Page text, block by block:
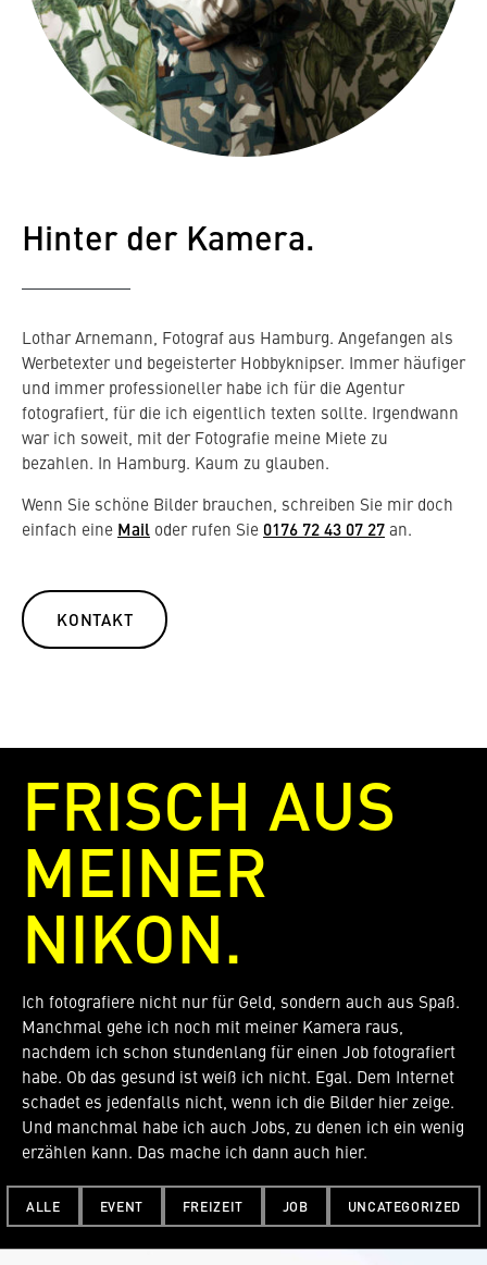
Hinter der Kamera.
Lothar Arnemann, Fotograf aus Hamburg. Angefangen als
Werbetexter und begeisterter Hobbyknipser. Immer häufiger
und immer professioneller habe ich für die Agentur
fotografiert, für die ich eigentlich texten sollte. Irgendwann
war ich soweit, mit der Fotografie meine Miete zu
bezahlen. In Hamburg. Kaum zu glauben.
Wenn Sie schöne Bilder brauchen, schreiben Sie mir doch
einfach eine Mail oder rufen Sie 0176 72 43 07 27an.
KONTAKT
FRISCH AUS
MEINER
NIKON.
Ich fotografiere nicht nur für Geld, sondern auch aus Spaß.
Manchmal gehe ich noch mit meiner Kamera raus,
nachdem ich schon stundenlang für einen Job fotografiert
habe. Ob das gesund ist weiß ich nicht. Egal. Dem Internet
schadet es jedenfalls nicht, wenn ich die Bilder hier zeige.
Und manchmal habe ich auch Jobs, zu denen ich ein wenig
erzählen kann. Das mache ich dann auch hier.
ALLE EVENT FREIZEIT JOB UNCATEGORIZED